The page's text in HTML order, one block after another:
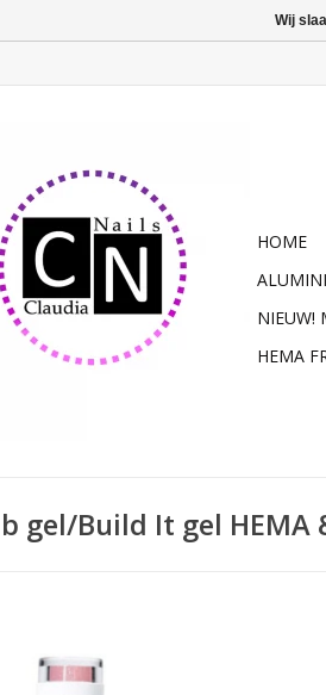
HOME
NIEUW!
HEMA
gel/Build It gel HEMA
Wij